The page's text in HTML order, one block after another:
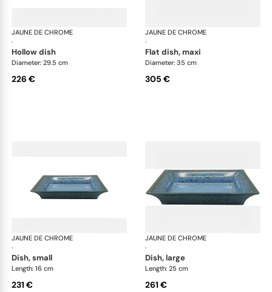
JAUNE DE CHROME
·
Nymphéa
hollow dish
Diameter: 29.5 cm
226 €
JAUNE DE CHROME
·
flat dish, maxi
Diameter: 35 cm
305 €
JAUNE DE CHROME
·
Nymphéa
dish, small
Length: 16 cm
231 €
JAUNE DE CHROME
·
dish, large
Length: 25 cm
261 €